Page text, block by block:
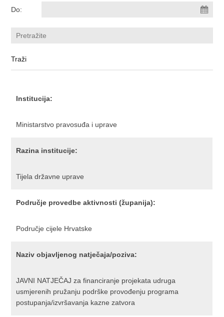
Do:
Institucija:
Ministarstvo pravosuđa i uprave
Razina institucije:
Tijela državne uprave
Područje provedbe aktivnosti (županija):
Područje cijele Hrvatske
Naziv objavljenog natječaja/poziva:
JAVNI NATJEČAJ za financiranje projekata udruga
usmjerenih pružanju podrške provođenju programa
postupanja/izvršavanja kazne zatvora